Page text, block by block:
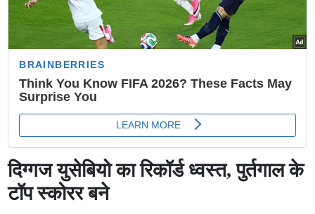
दिग्गज युसेबियो का रिकॉर्ड ध्वस्त, पुर्तगाल के
टॉप स्कोरर बने